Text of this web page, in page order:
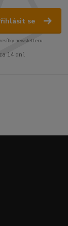
se
newsletteru.
14 dní.